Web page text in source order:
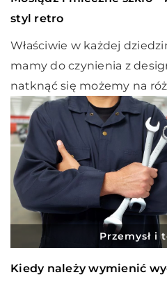
styl retro
Właściwie w każdej
mamy do czynienia z
natknąć się możemy na
Przemysł i
Kiedy należy wymienić